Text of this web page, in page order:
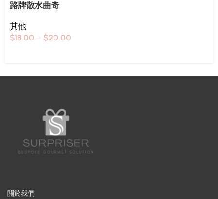
路牌散水曲奇
其他
$18.00 – $20.00
關於我們